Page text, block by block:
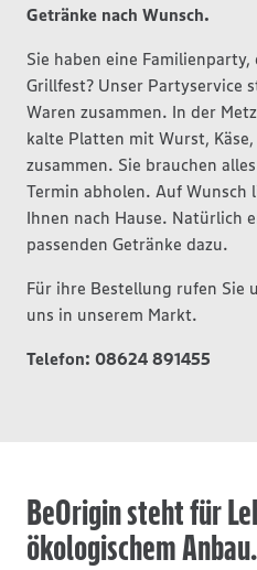
Getränke nach Wunsch.
Sie haben eine
Grillfest? Unser Partyservice
Waren zusammen. In der
kalte Platten mit Wurst,
zusammen. Sie brauchen
Termin abholen. Auf
Ihnen nach Hause. Natürlich
passenden Getränke dazu.
Für ihre Bestellung rufen Sie
uns in unserem Markt.
Telefon: 08624 891455
BeOrigin steht für
ökologischem Anbau.